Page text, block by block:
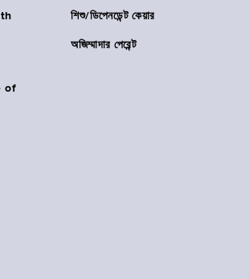
of
শিশু/ডিপেনডেন্ট কেয়ার
অজিম্মাদার পেরেন্ট